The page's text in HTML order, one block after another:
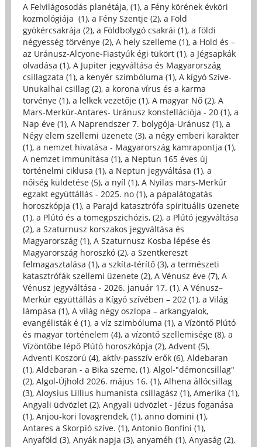
A Felvilágosodás planétája, (1), a Fény körének évköri
kozmológiája (1), a Fény Szentje (2), a Föld
gyökércsakrája (2), a Földbolygó csakrái (1), a földi
négyesség törvénye (2), A hely szelleme (1), a Hold és –
az Uránusz-Alcyone-Fiastyúk égi tükört (1), a Jégsapkák
olvadása (1), A Jupiter jegyváltása és Magyarország
csillagzata (1), a kenyér szimbóluma (1), A kígyó Szíve-
Unukalhai csillag (2), a korona vírus és a karma
törvénye (1), a lelkek vezetője (1), A magyar Nő (2), A
Mars-Merkúr-Antares- Uránusz konstellációja - 20 (1), a
Nap éve (1), A Naprendszer 7. bolygója-Uránusz (1), a
Négy elem szellemi üzenete (3), a négy emberi karakter
(1), a nemzet hivatása - Magyarország kamrapontja (1),
A nemzet immunitása (1), a Neptun 165 éves új
történelmi ciklusa (1), a Neptun jegyváltása (1), a
nőiség küldetése (5), a nyíl (1), A Nyilas mars-Merkúr
egzakt együttállás - 2025. no (1), a pápalátogatás
horoszkópja (1), a Parajd katasztrófa spirituális üzenete
(1), a Plútó és a tömegpszichózis, (2), a Plútó jegyváltása
(2), a Szaturnusz korszakos jegyváltása és
Magyarország (1), A Szaturnusz Kosba lépése és
Magyarország horoszkó (2), a Szentkereszt
felmagasztalása (1), a szkíta-térítő (3), a természeti
katasztrófák szellemi üzenete (2), A Vénusz éve (7), A
Vénusz jegyváltása - 2026. január 17. (1), A Vénusz–
Merkúr együttállás a Kígyó szívében – 202 (1), a Világ
lámpása (1), A világ négy oszlopa – arkangyalok,
evangélisták é (1), a víz szimbóluma (1), a Vízöntő Plútó
és magyar történelem (4), a vízöntő szellemisége (8), a
Vízöntőbe lépő Plútó horoszkópja (2), Advent (5),
Adventi Koszorú (4), aktív-passzív erők (6), Aldebaran
(1), Aldebaran - a Bika szeme, (1), Algol-"démoncsillag"
(2), Algol-Újhold 2026. május 16. (1), Alhena állócsillag
(3), Aloysius Lillius humanista csillagász (1), Amerika (1),
Angyali üdvözlet (2), Angyali üdvözlet - Jézus foganása
(1), Anjou-kori lovagrendek, (1), anno domini (1),
Antares a Skorpió szíve. (1), Antonio Bonfini (1),
Anyaföld (3), Anyák napja (3), anyaméh (1), Anyaság (2),